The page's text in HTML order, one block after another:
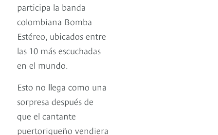
participa la banda
colombiana Bomba
Estéreo, ubicados entre
las 10 más escuchadas
en el mundo.
Esto no llega como una
sorpresa después de
que el cantante
puertoriqueño vendiera